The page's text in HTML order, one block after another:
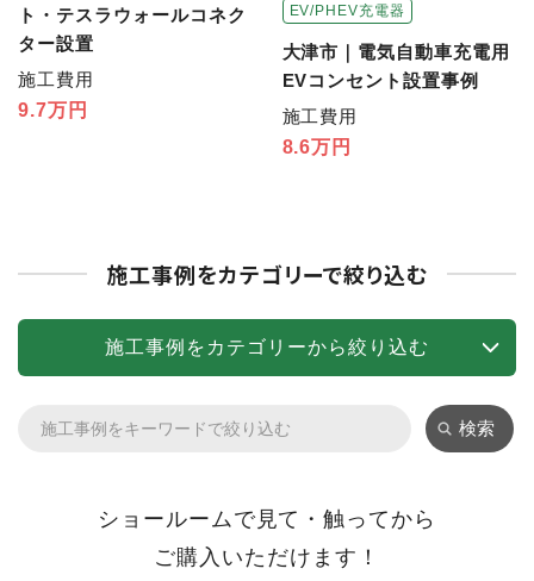
ト・テスラウォールコネク
ター設置
施工費用
9.7万円
EV/PHEV充電器
大津市｜電気自動車充電用
EVコンセント設置事例
施工費用
8.6万円
施工事例をカテゴリーで絞り込む
施工事例をカテゴリーから絞り込む
検索
ショールームで見て・触ってから
ご購入いただけます！